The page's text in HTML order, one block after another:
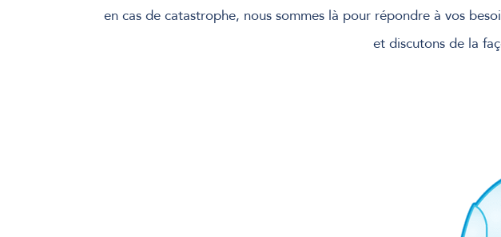
en cas de catastrophe, nous sommes là pour répondre à vos
et discutons de la